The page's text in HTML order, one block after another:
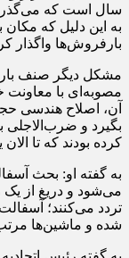
رئیس اتحادیه صنف
داریم، زیاد هستند؛
است، چالش‌های
به این دلیل که
بارفروش‌ها واگذار
مشکل دیگر صنف
آن، اصلاح هندسی
کرده بودند که تا